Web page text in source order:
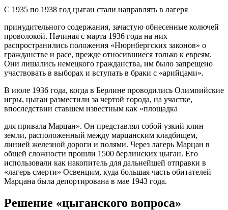
С 1935 по 1938 год цыган стали направлять в лагеря
принудительного содержания, зачастую обнесенные колючей
проволокой. Начиная с марта 1936 года на них
распространились положения «Нюрнбергских законов» о
гражданстве и расе, прежде относившиеся только к евреям.
Они лишались немецкого гражданства, им было запрещено
участвовать в выборах и вступать в браки с «арийцами».
В июле 1936 года, когда в Берлине проводились Олимпийские
игры, цыган разместили за чертой города, на участке,
впоследствии ставшем известным как «площадка
для привала Марцан». Он представлял собой узкий клин
земли, расположенный между марцанским кладбищем,
линией железной дороги и полями. Через лагерь Марцан в
общей сложности прошли 1500 берлинских цыган. Его
использовали как накопитель для дальнейшей отправки в
«лагерь смерти» Освенцим, куда большая часть обитателей
Марцана была депортирована в мае 1943 года.
Решение «цыганского вопроса»